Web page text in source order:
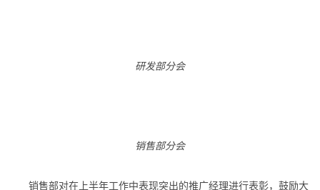
研发部分会
销售部分会
销售部对在上半年工作中表现突出的推广经理进行表彰，鼓励大